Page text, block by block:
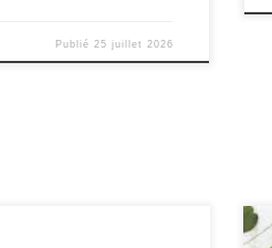
Publié 25 juillet 2026